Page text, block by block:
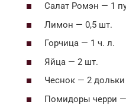
Салат Ромэн — 1
Лимон — 0,5 шт.
Горчица — 1 ч. л.
Яйца — 2 шт.
Чеснок — 2 дольки
Помидоры черри